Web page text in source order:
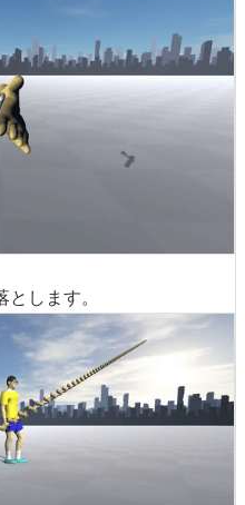
します。